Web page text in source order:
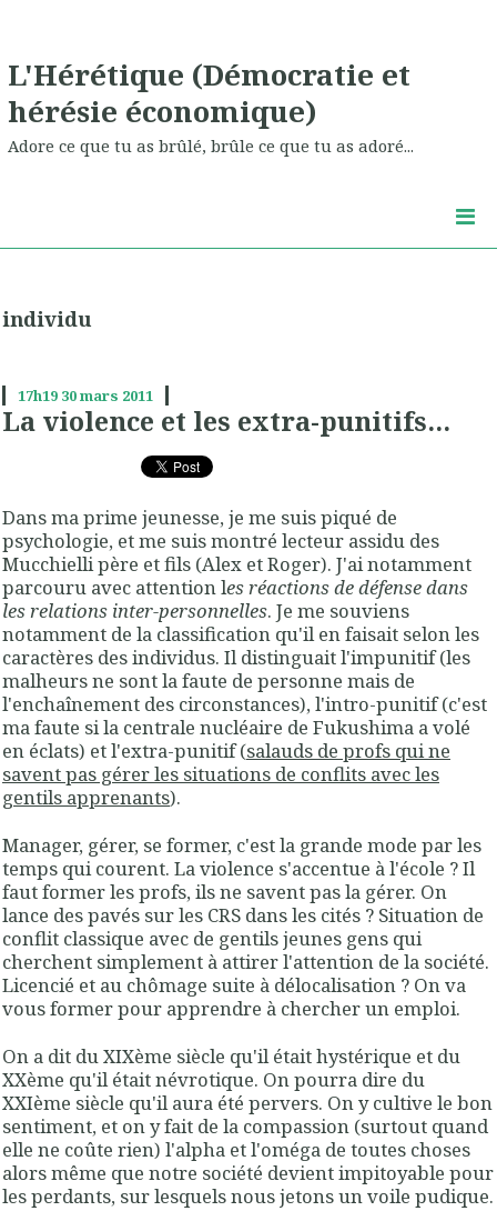
L'Hérétique (Démocratie et
hérésie économique)
Adore ce que tu as brûlé, brûle ce que tu as adoré...
individu
17h19 30mars 2011
La violence et les extra-punitifs...
Dans ma prime jeunesse, je me suis piqué de
psychologie, et me suis montré lecteur assidu des
Mucchielli père et fils (Alex et Roger). J'ai notamment
parcouru avec attention les réactions de défense dans
les relations inter-personnelles. Je me souviens
notamment de la classification qu'il en faisait selon les
caractères des individus. Il distinguait l'impunitif (les
malheurs ne sont la faute de personne mais de
l'enchaînement des circonstances), l'intro-punitif (c'est
ma faute si la centrale nucléaire de Fukushima a volé
en éclats) et l'extra-punitif (salauds de profs qui ne
savent pas gérer les situations de conflits avec les
gentils apprenants).
Manager, gérer, se former, c'est la grande mode par les
temps qui courent. La violence s'accentue à l'école ? Il
faut former les profs, ils ne savent pas la gérer. On
lance des pavés sur les CRS dans les cités ? Situation de
conflit classique avec de gentils jeunes gens qui
cherchent simplement à attirer l'attention de la société.
Licencié et au chômage suite à délocalisation ? On va
vous former pour apprendre à chercher un emploi.
On a dit du XIXème siècle qu'il était hystérique et du
XXème qu'il était névrotique. On pourra dire du
XXIème siècle qu'il aura été pervers. On y cultive le bon
sentiment, et on y fait de la compassion (surtout quand
elle ne coûte rien) l'alpha et l'oméga de toutes choses
alors même que notre société devient impitoyable pour
les perdants, sur lesquels nous jetons un voile pudique.